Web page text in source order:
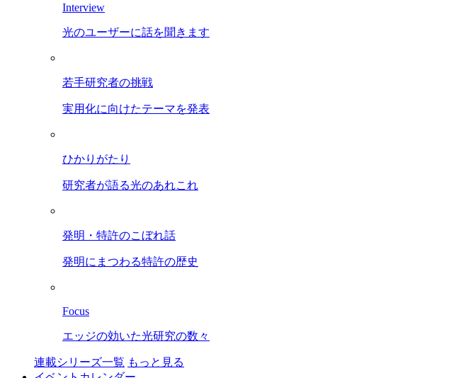
Interview
光のユーザーに話を聞きます
若手研究者の挑戦
実用化に向けたテーマを発表
ひかりがたり
研究者が語る光のあれこれ
発明・特許のこぼれ話
発明にまつわる特許の歴史
Focus
エッジの効いた光研究の数々
連載シリーズ一覧 もっと見る